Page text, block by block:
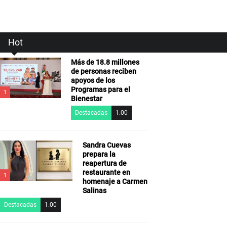
Hot
1
Más de 18.8 millones
de personas reciben
apoyos de los
Programas para el
Bienestar
Destacadas 1.00
1
Sandra Cuevas
prepara la
reapertura de
restaurante en
homenaje a Carmen
Salinas
Destacadas 1.00